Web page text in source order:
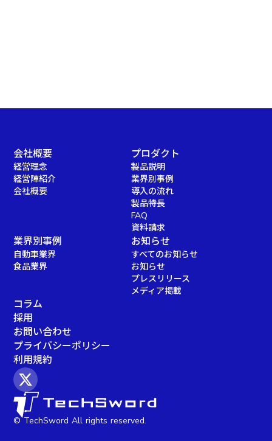
会社概要
経営理念
経営陣紹介
会社概要
プロダクト
製品説明
業界別事例
導入の流れ
製品特長
FAQ
資料請求
業界別事例
自動車業界
食品業界
お知らせ
すべてのお知らせ
お知らせ
プレスリリース
メディア掲載
コラム
採用
お問い合わせ
プライバシーポリシー
利用規約
© TechSword All rights reserved.